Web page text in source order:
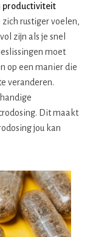
productiviteit
rustiger voelen,
zijn als je snel
moet
op een manier die
veranderen.
Dit maakt
jou kan